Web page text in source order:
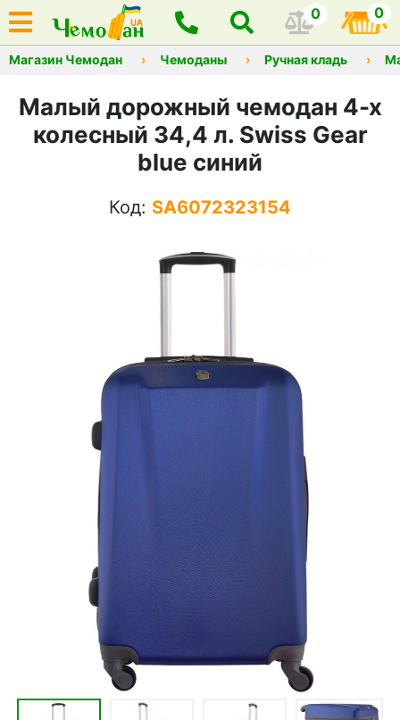
0 0
Магазин Чемодан Чемоданы Ручная кладь
Малый дорожный чемодан 4-х
колесный 34,4 л. Swiss Gear
blue синий
Код: SA6072323154